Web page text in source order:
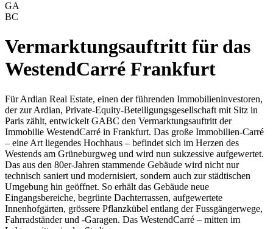
GA
BC
Vermarktungsauftritt für das
WestendCarré Frankfurt
Für Ardian Real Estate, einen der führenden Immobilieninvestoren,
der zur Ardian, Private-Equity-Beteiligungsgesellschaft mit Sitz in
Paris zählt, entwickelt GABC den Vermarktungsauftritt der
Immobilie WestendCarré in Frankfurt. Das große Immobilien-Carré
– eine Art liegendes Hochhaus – befindet sich im Herzen des
Westends am Grüneburgweg und wird nun sukzessive aufgewertet.
Das aus den 80er-Jahren stammende Gebäude wird nicht nur
technisch saniert und modernisiert, sondern auch zur städtischen
Umgebung hin geöffnet. So erhält das Gebäude neue
Eingangsbereiche, begrünte Dachterrassen, aufgewertete
Innenhofgärten, grössere Pflanzkübel entlang der Fussgängerwege,
Fahrradständer und -Garagen. Das WestendCarré – mitten im